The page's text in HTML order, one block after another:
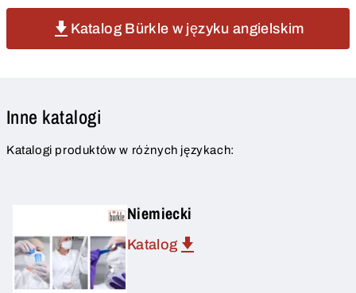
Katalog Bürkle w języku angielskim
Inne katalogi
Katalogi produktów w różnych językach:
Niemiecki
Katalog